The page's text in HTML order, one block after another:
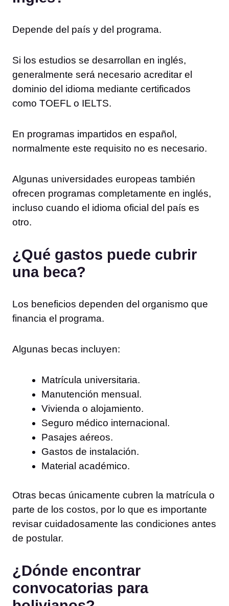
Depende del país y del programa.
Si los estudios se desarrollan en inglés,
generalmente será necesario acreditar el
dominio del idioma mediante certificados
como TOEFL o IELTS.
En programas impartidos en español,
normalmente este requisito no es necesario.
Algunas universidades europeas también
ofrecen programas completamente en inglés,
incluso cuando el idioma oficial del país es
otro.
¿Qué gastos puede cubrir
una beca?
Los beneficios dependen del organismo que
financia el programa.
Algunas becas incluyen:
Matrícula universitaria.
Manutención mensual.
Vivienda o alojamiento.
Seguro médico internacional.
Pasajes aéreos.
Gastos de instalación.
Material académico.
Otras becas únicamente cubren la matrícula o
parte de los costos, por lo que es importante
revisar cuidadosamente las condiciones antes
de postular.
¿Dónde encontrar
convocatorias para